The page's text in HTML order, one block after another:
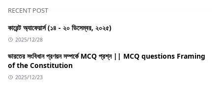
RECENT POST
কারেন্ট অ্যাফেয়ার্স (১৪ - ২০ ডিসেম্বর, ২০২৫)
2025/12/28
ভারতের সংবিধান প্রণয়ন সম্পর্কে MCQ প্রশ্ন || MCQ questions Framing
of the Constitution
2025/12/23